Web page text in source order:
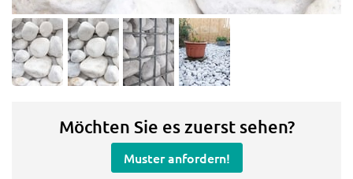
Möchten Sie es zuerst sehen?
Muster anfordern!